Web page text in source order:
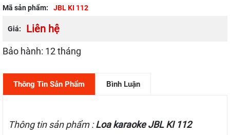
Mã sản phẩm: JBL KI 112
Giá: Liên hệ
Bảo hành: 12 tháng
Thông Tin Sản Phẩm Bình Luận
Thông tin sản phẩm :Loa karaoke JBL KI 112